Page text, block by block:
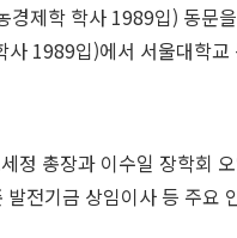
제학 학사 1989입) 동문
1989입)에서 서울대학
정 총장과 이수일 장학회
전기금 상임이사 등 주요